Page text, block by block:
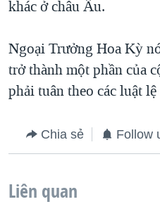
khác ở châu Âu.
Ngoại Trưởng Hoa Kỳ
trở thành một phần của
phải tuân theo các luật
Chia sẻ Follow
Liên quan